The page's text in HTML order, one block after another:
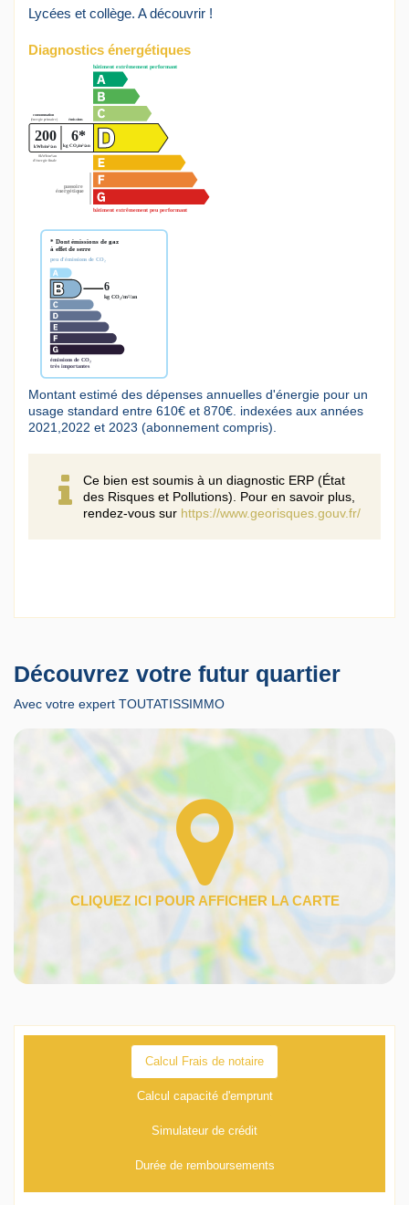
Lycées et collège. A découvrir !
Diagnostics énergétiques
Montant estimé des dépenses annuelles d'énergie pour un
usage standard entre 610€ et 870€. indexées aux années
2021,2022 et 2023 (abonnement compris).
Ce bien est soumis à un diagnostic ERP (État
des Risques et Pollutions). Pour en savoir plus,
rendez-vous sur https://www.georisques.gouv.fr/
Découvrez votre futur quartier
Avec votre expert TOUTATISSIMMO
Calcul Frais de notaire
Calcul capacité d'emprunt
Simulateur de crédit
Durée de remboursements